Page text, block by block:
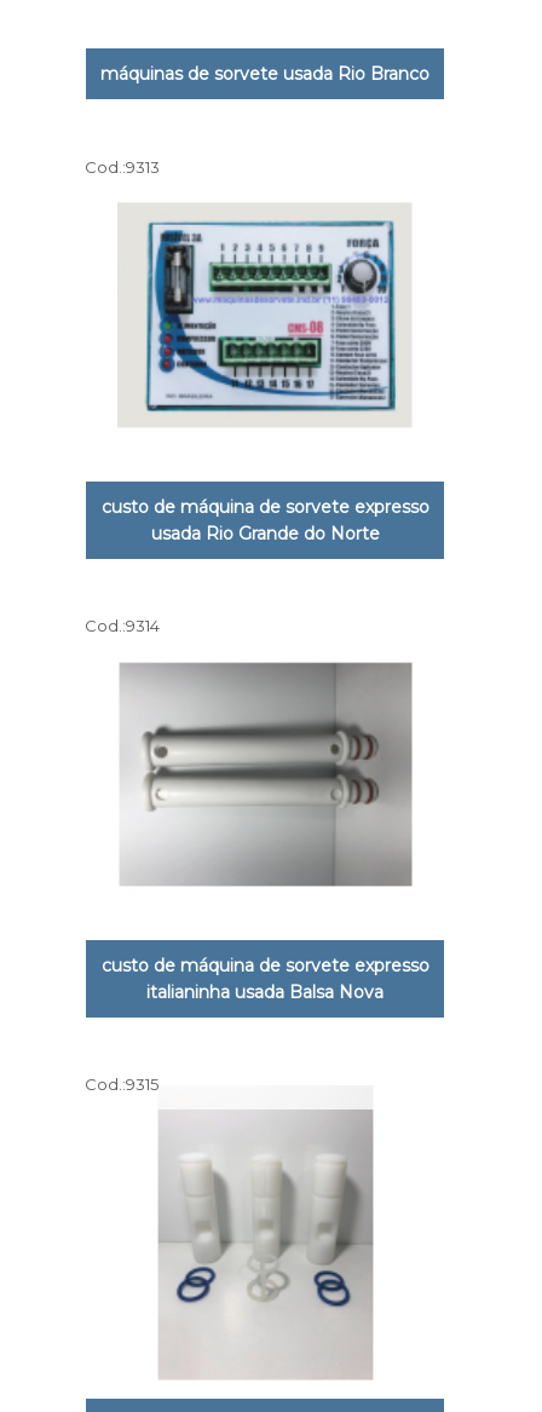
máquinas de sorvete usada Rio Branco
Cod.:9313
custo de máquina de sorvete expresso
usada Rio Grande do Norte
Cod.:9314
custo de máquina de sorvete expresso
italianinha usada Balsa Nova
Cod.:9315